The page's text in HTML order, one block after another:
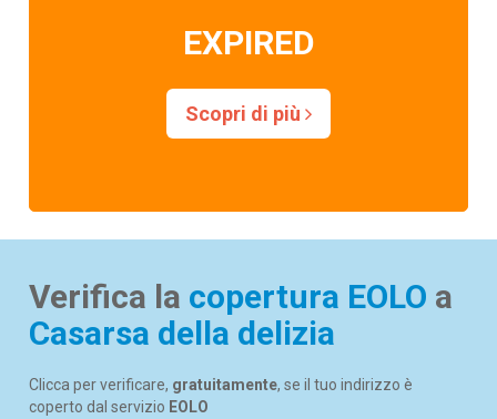
EXPIRED
Scopri di più
Verifica la copertura EOLO a
Casarsa della delizia
Clicca per verificare, gratuitamente, se il tuo indirizzo è
coperto dal servizio EOLO